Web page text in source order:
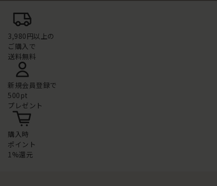
3,980円以上の
ご購入で
送料無料
新規会員登録で
500pt
プレゼント
購入時
ポイント
1%還元